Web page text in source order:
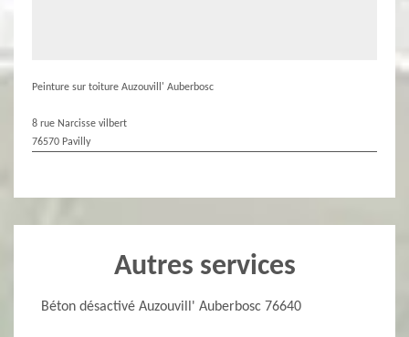
Peinture sur toiture Auzouvill' Auberbosc
8 rue Narcisse vilbert
76570 Pavilly
Autres services
Béton désactivé Auzouvill' Auberbosc 76640